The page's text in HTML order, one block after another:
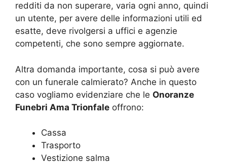
redditi da non superare, varia ogni anno, quindi
un utente, per avere delle informazioni utili ed
esatte, deve rivolgersi a uffici e agenzie
competenti, che sono sempre aggiornate.
Altra domanda importante, cosa si può avere
con un funerale calmierato? Anche in questo
caso vogliamo evidenziare che le Onoranze
Funebri Ama Trionfale offrono:
Cassa
Trasporto
Vestizione salma